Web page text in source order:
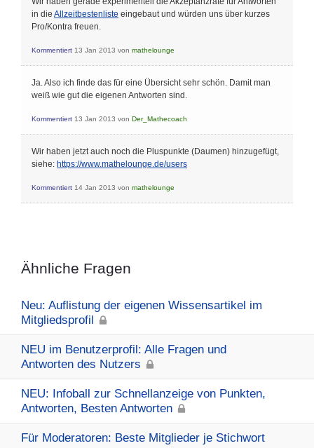
in die Allzeitbestenliste eingebaut und würden uns über kurzes
Pro/Kontra freuen.
Kommentiert 13 Jan 2013 von mathelounge
Ja. Also ich finde das für eine Übersicht sehr schön. Damit man
weiß wie gut die eigenen Antworten sind.
Kommentiert 13 Jan 2013 von Der_Mathecoach
Wir haben jetzt auch noch die Pluspunkte (Daumen) hinzugefügt,
siehe: https://www.mathelounge.de/users
Kommentiert 14 Jan 2013 von mathelounge
Ähnliche Fragen
Neu: Auflistung der eigenen Wissensartikel im
Mitgliedsprofil
NEU im Benutzerprofil: Alle Fragen und
Antworten des Nutzers
NEU: Infoball zur Schnellanzeige von Punkten,
Antworten, Besten Antworten
Für Moderatoren: Beste Mitglieder je Stichwort